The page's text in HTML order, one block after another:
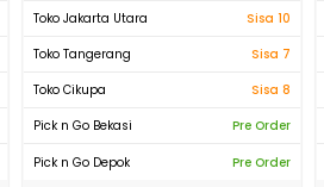
Toko Jakarta Utara
Sisa 10
Toko Tangerang
Sisa 7
Toko Cikupa
Sisa 8
Pick n Go Bekasi
Pre Order
Pick n Go Depok
Pre Order